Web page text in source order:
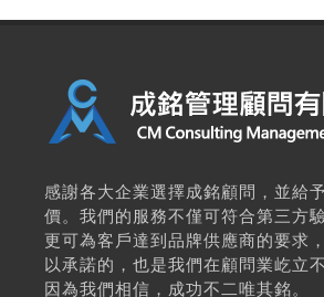
感謝各大企業選擇成銘顧問，並給
價。我們的服務不僅可符合第三方
更可為客戶達到品牌供應商的要求
以承諾的，也是我們在顧問業屹立
因為我們相信，成功不二唯其銘。